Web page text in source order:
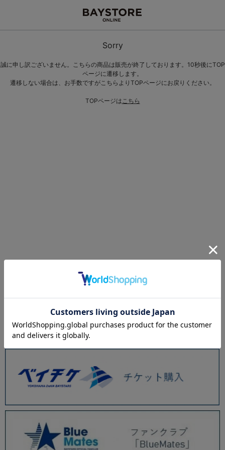
Sorry
誠に申し訳ございません。こちらの商品は販売が終了しております。10秒後にTOP
ページに遷移します。
遷移しない場合は、お手数ですがこちらよりTOPページにお戻りください。
TOPページはこちら